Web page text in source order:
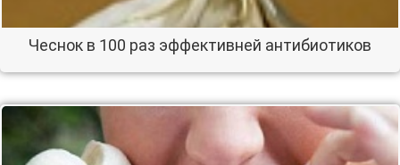
Чеснок в 100 раз эффективней антибиотиков